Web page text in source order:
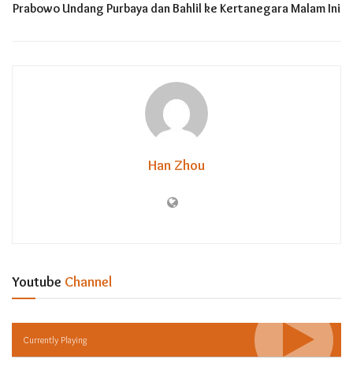
Prabowo Undang Purbaya dan Bahlil ke Kertanegara Malam Ini
Han Zhou
Youtube Channel
Currently Playing